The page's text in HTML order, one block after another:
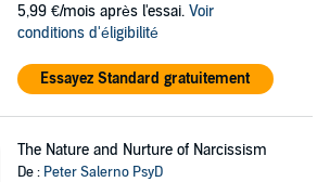
5,99 €/mois après l'essai. Voir
conditions d'éligibilité
Essayez Standard gratuitement
The Nature and Nurture of Narcissism
De : Peter Salerno PsyD